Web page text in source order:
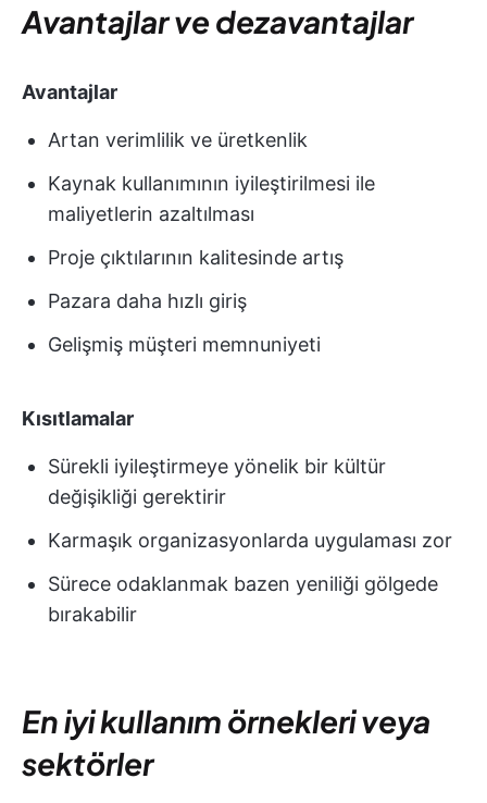
Avantajlar ve dezavantajlar
Avantajlar
Artan verimlilik ve üretkenlik
Kaynak kullanımının iyileştirilmesi ile
maliyetlerin azaltılması
Proje çıktılarının kalitesinde artış
Pazara daha hızlı giriş
Gelişmiş müşteri memnuniyeti
Kısıtlamalar
Sürekli iyileştirmeye yönelik bir kültür
değişikliği gerektirir
Karmaşık organizasyonlarda uygulaması zor
Sürece odaklanmak bazen yeniliği gölgede
bırakabilir
En iyi kullanım örnekleri veya
sektörler